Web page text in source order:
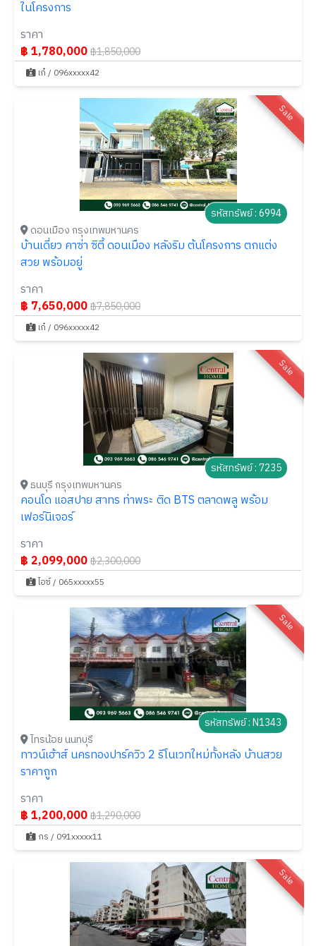
ในโครงการ
ราคา
฿ 1,780,000฿1,850,000
เก๋ / 096xxxxx42
Sale
รหัสทรัพย์ : 6994
ดอนเมือง กรุงเทพมหานคร
บ้านเดี่ยว คาซ่า ซิตี้ ดอนเมือง หลังริม ต้นโครงการ ตกแต่ง
สวย พร้อมอยู่
ราคา
฿ 7,650,000฿7,850,000
เก๋ / 096xxxxx42
Sale
รหัสทรัพย์ : 7235
ธนบุรี กรุงเทพมหานคร
คอนโด แอสปาย สาทร ท่าพระ ติด BTS ตลาดพลู พร้อม
เฟอร์นิเจอร์
ราคา
฿ 2,099,000฿2,300,000
ไอซ์ / 065xxxxx55
Sale
รหัสทรัพย์ : N1343
ไทรน้อย นนทบุรี
ทาวน์เฮ้าส์ นครทองปาร์ควิว 2 รีโนเวทใหม่ทั้งหลัง บ้านสวย
ราคาถูก
ราคา
฿ 1,200,000฿1,290,000
กร / 091xxxxx11
Sale